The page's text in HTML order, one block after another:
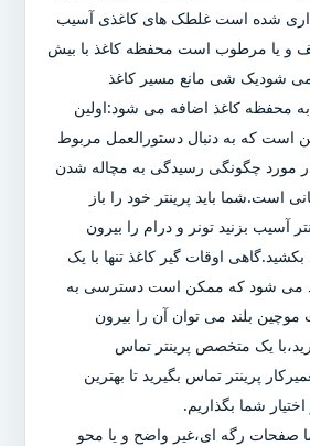
شده است غلطک های کاغذی آسیب
و یا مرطوب است محفظه کاغذ با بیش
می شودیک شی مانع مسیر کاغذ
محفظه کاغذ اضافه می شود:اولین
است که به دنبال دستورالعمل مربوط
مورد چگونگی رسیدگی به مچاله شدن
است.شما باید پرینتر خود را باز
آسیب بزنید تونر و درام را بیرون
بکشید.گاهی اوقات گیر کاغذ تنها با یک
می شود که ممکن است دسترسی به
بلند می توان آن را بیرون
یک متخصص پرینتر تماس
پرینتر تماس بگیرید تا بهترین
شما بگذاریم.
صفحات رگه ای،غیر واضح و یا محو